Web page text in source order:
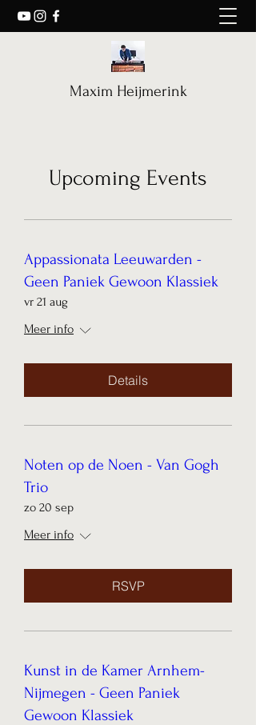
Maxim Heijmerink
Upcoming Events
Appassionata Leeuwarden -
Geen Paniek Gewoon Klassiek
vr 21 aug
Meer info
Details
Noten op de Noen - Van Gogh
Trio
zo 20 sep
Meer info
RSVP
Kunst in de Kamer Arnhem-
Nijmegen - Geen Paniek
Gewoon Klassiek